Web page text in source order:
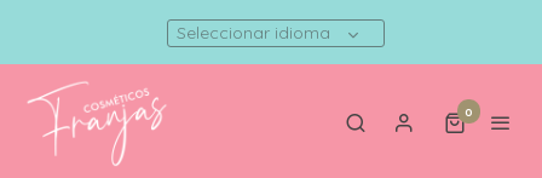
Seleccionar idioma
0